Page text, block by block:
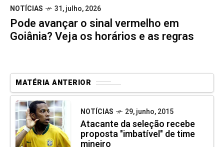
NOTÍCIAS 31, julho, 2026
Pode avançar o sinal vermelho em
Goiânia? Veja os horários e as regras
MATÉRIA ANTERIOR
NOTÍCIAS 29, junho, 2015
Atacante da seleção recebe
proposta "imbatível" de time